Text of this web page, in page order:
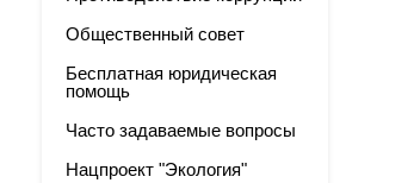
Общественный совет
Бесплатная юридическая
помощь
Часто задаваемые вопросы
Нацпроект "Экология"